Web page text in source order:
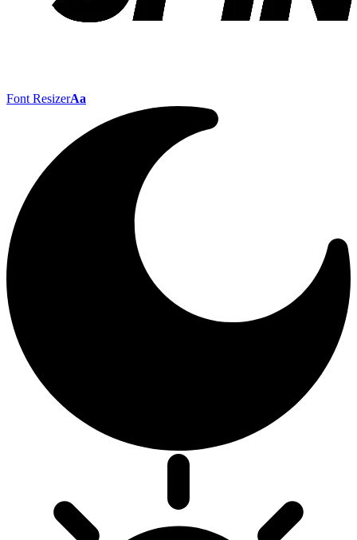
Font ResizerAa